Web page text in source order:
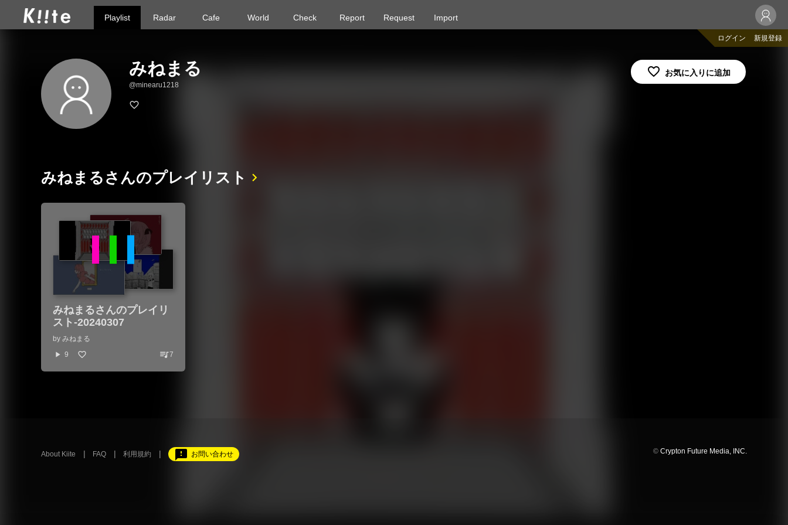
Playlist Radar Cafe World Check Report Request Import
ログイン 新規登録
みねまる
@minearu1218
みねまるさんのプレイリスト
みねまるさんのプレイリ
スト-20240307
by みねまる
play_arrow 9 queue_music7
About Kiite FAQ 利用規約 feedback お問い合わせ © Crypton Future Media, INC.